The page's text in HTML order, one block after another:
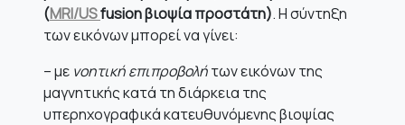
(MRI/USfusion βιοψία προστάτη). Η σύντηξη
των εικόνων μπορεί να γίνει:
– με νοητική επιπροβολήτων εικόνων της
μαγνητικής κατά τη διάρκεια της
υπερηχογραφικά κατευθυνόμενης βιοψίας